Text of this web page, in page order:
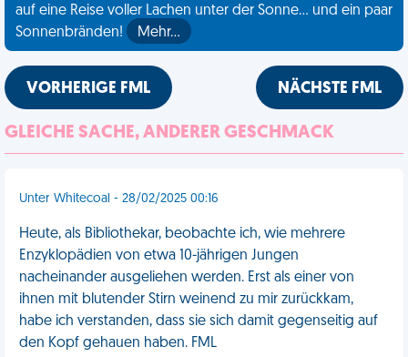
auf eine Reise voller Lachen unter der Sonne... und ein paar
Sonnenbränden!
Mehr…
VORHERIGE FML NÄCHSTE FML
GLEICHE SACHE, ANDERER GESCHMACK
Unter Whitecoal - 28/02/2025 00:16
Heute, als Bibliothekar, beobachte ich, wie mehrere
Enzyklopädien von etwa 10-jährigen Jungen
nacheinander ausgeliehen werden. Erst als einer von
ihnen mit blutender Stirn weinend zu mir zurückkam,
habe ich verstanden, dass sie sich damit gegenseitig auf
den Kopf gehauen haben. FML